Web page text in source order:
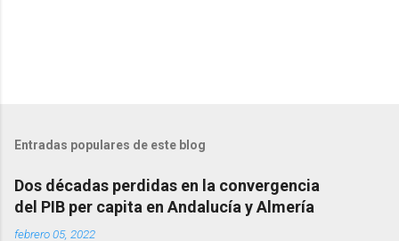
Entradas populares de este blog
Dos décadas perdidas en la convergencia
del PIB per capita en Andalucía y Almería
febrero 05, 2022